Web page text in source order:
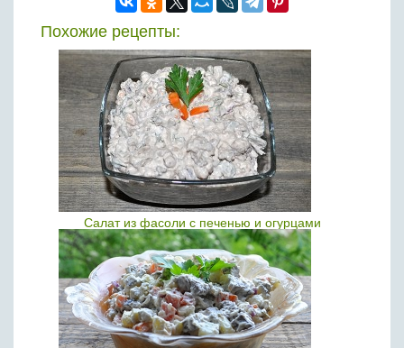
Похожие рецепты:
Салат из фасоли с печенью и огурцами